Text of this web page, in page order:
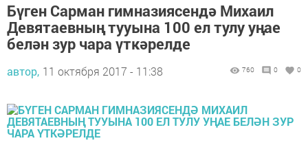
Бүген Сарман гимназиясендә Михаил
Девятаевның тууына 100 ел тулу уңае
белән зур чара үткәрелде
автор, 11 октября 2017 - 11:38 760 0 0